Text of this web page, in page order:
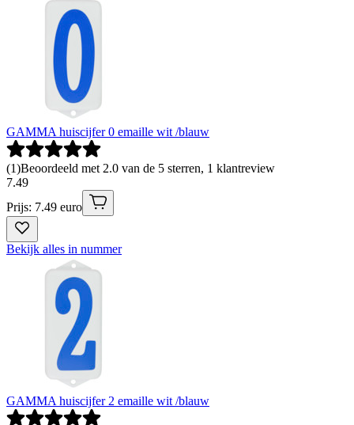
GAMMA huiscijfer 0 emaille wit /blauw
(1)Beoordeeld met 2.0 van de 5 sterren, 1 klantreview
7.49
Prijs: 7.49 euro
Bekijk alles in nummer
GAMMA huiscijfer 2 emaille wit /blauw